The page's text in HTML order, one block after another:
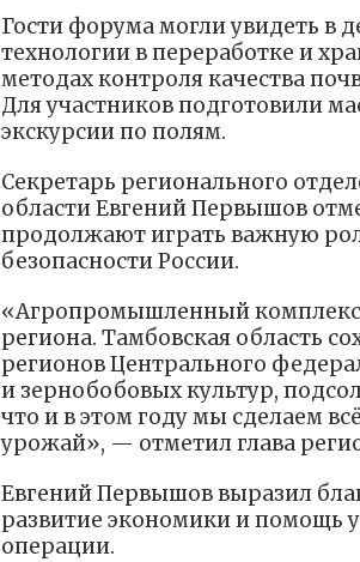
Гости форума могли увидеть в
технологии в переработке и
методах контроля качества
Для участников подготовили
экскурсии по полям.
Секретарь регионального
области Евгений Первышов
продолжают играть важную
безопасности России.
«Агропромышленный
региона. Тамбовская область
регионов Центрального
и зернобобовых культур,
что и в этом году мы сделаем
урожай», — отметил глава
Евгений Первышов выразил
развитие экономики и помощь
операции.